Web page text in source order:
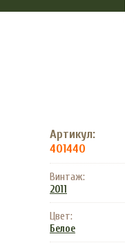
Артикул:
401440
Винтаж:
2011
Цвет:
Белое